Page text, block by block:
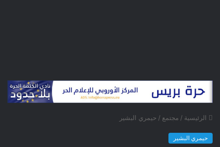
الرئيسية / مجتمع / حيمري البشير
حيمري البشير